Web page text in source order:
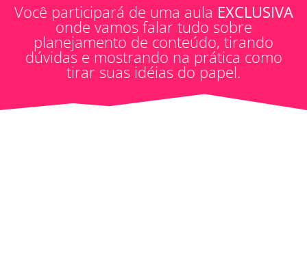
Você participará de uma aula EXCLUSIVA
onde vamos falar tudo sobre
planejamento de conteúdo, tirando
dúvidas e mostrando na prática como
tirar suas idéias do papel.